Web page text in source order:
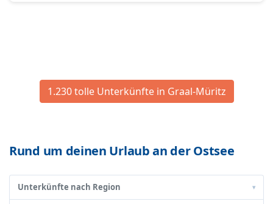
1.230 tolle Unterkünfte in Graal-Müritz
Rund um deinen Urlaub an der Ostsee
Unterkünfte nach Region ▾